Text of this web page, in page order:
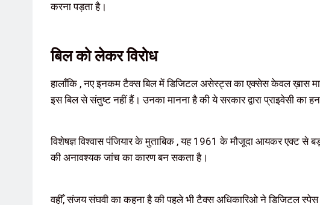
करना पड़ता है।
बिल को लेकर विरोध
हालाँकि , नए इनकम टैक्स बिल में डिजिटल असेस्ट्स का एक्सेस केवल ख़ास
इस बिल से संतुष्ट नहीं हैं। उनका मानना है की ये सरकार द्वारा प्राइवेसी का
विशेषज्ञ विश्वास पंजियार के मुताबिक , यह 1961 के मौजूदा आयकर एक्ट से
की अनावश्यक जांच का कारण बन सकता है।
वहीँ, संजय संघवी का कहना है की पहले भी टैक्स अधिकारिओ ने डिजिटल